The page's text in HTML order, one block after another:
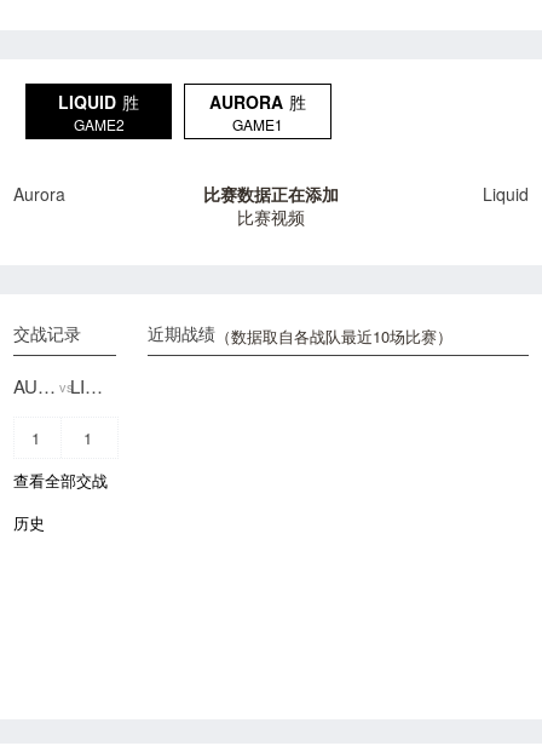
LIQUID 胜
GAME2
AURORA 胜
GAME1
Aurora
比赛数据正在添加
比赛视频
Liquid
近期战绩（数据取自各战队最近10场比赛）
交战记录
AURORA vs LIQUID
1
1
查看全部交战
历史